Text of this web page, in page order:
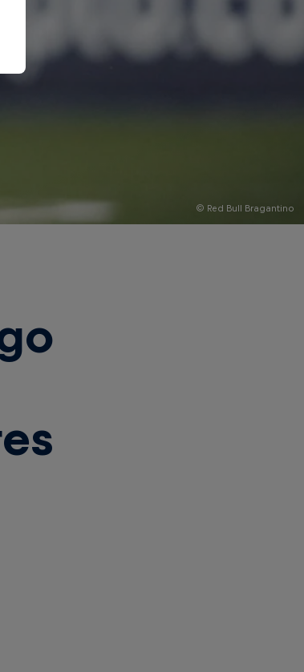
© Red Bull Bragantino